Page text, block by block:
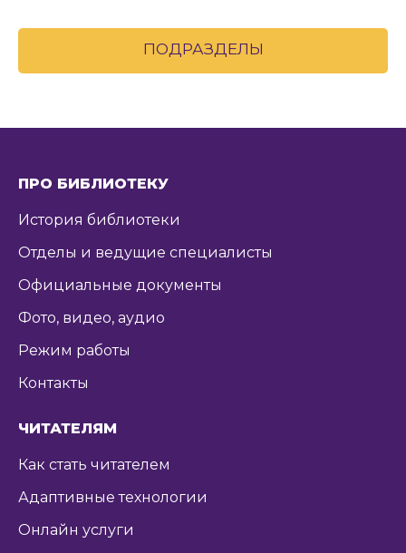
ПОДРАЗДЕЛЫ
ПРО БИБЛИОТЕКУ
История библиотеки
Отделы и ведущие специалисты
Официальные документы
Фото, видео, аудио
Режим работы
Контакты
ЧИТАТЕЛЯМ
Как стать читателем
Адаптивные технологии
Онлайн услуги